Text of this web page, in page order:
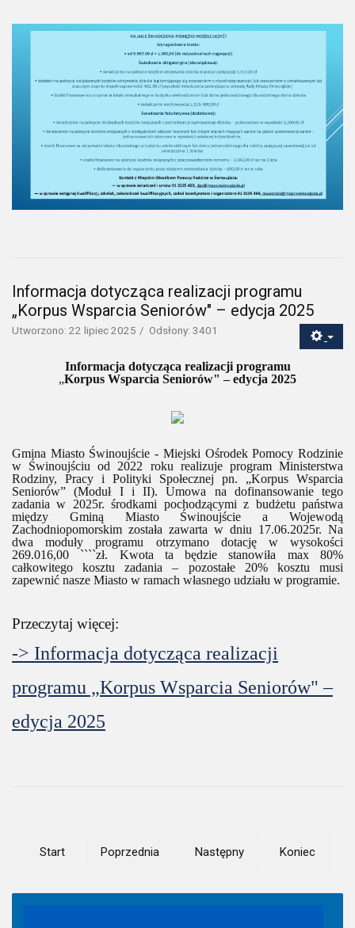
Informacja dotycząca realizacji programu
„Korpus Wsparcia Seniorów" – edycja 2025
Utworzono: 22 lipiec 2025 Odsłony: 3401
Informacja dotycząca realizacji programu
„Korpus Wsparcia Seniorów" – edycja 2025
Gmina Miasto Świnoujście - Miejski Ośrodek Pomocy Rodzinie
w Świnoujściu od 2022 roku realizuje program Ministerstwa
Rodziny, Pracy i Polityki Społecznej pn. „Korpus Wsparcia
Seniorów” (Moduł I i II). Umowa na dofinansowanie tego
zadania w 2025r. środkami pochodzącymi z budżetu państwa
między Gminą Miasto Świnoujście a Wojewodą
Zachodniopomorskim została zawarta w dniu 17.06.2025r. Na
dwa moduły programu otrzymano dotację w wysokości
269.016,00 ````zł. Kwota ta będzie stanowiła max 80%
całkowitego kosztu zadania – pozostałe 20% kosztu musi
zapewnić nasze Miasto w ramach własnego udziału w programie.
Przeczytaj więcej:
-> Informacja dotycząca realizacji
programu „Korpus Wsparcia Seniorów" –
edycja 2025
Start Poprzednia Następny Koniec